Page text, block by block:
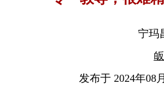
宁玛
发布于 2024年08